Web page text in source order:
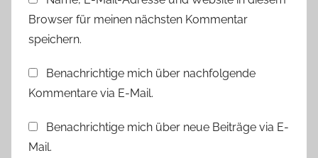
Browser für meinen nächsten Kommentar
speichern.
Benachrichtige mich über nachfolgende
Kommentare via E-Mail.
Benachrichtige mich über neue Beiträge via E-
Mail.